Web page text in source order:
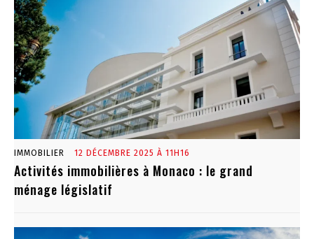
IMMOBILIER 12 DÉCEMBRE 2025 À 11H16
Activités immobilières à Monaco : le grand
ménage législatif